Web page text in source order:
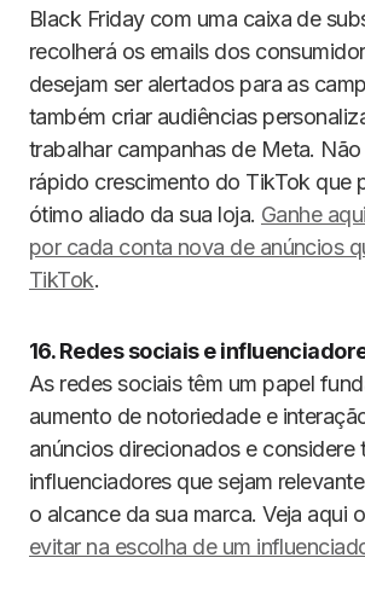
Black Friday com uma caixa de
recolherá os emails dos
desejam ser alertados para as
também criar audiências
trabalhar campanhas de Meta.
rápido crescimento do TikTok que
ótimo aliado da sua loja. Ganhe
por cada conta nova de anúncios
TikTok.
16. Redes sociais e
As redes sociais têm um papel
aumento de notoriedade e
anúncios direcionados e considere
influenciadores que sejam
o alcance da sua marca. Veja aqui
evitar na escolha de um